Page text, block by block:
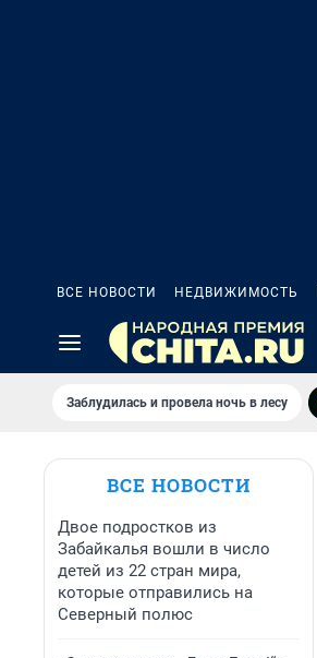
ВСЕ НОВОСТИ НЕДВИЖИМОСТЬ
Заблудилась и провела ночь в лесу
ВСЕ НОВОСТИ
Двое подростков из
Забайкалья вошли в число
детей из 22 стран мира,
которые отправились на
Северный полюс